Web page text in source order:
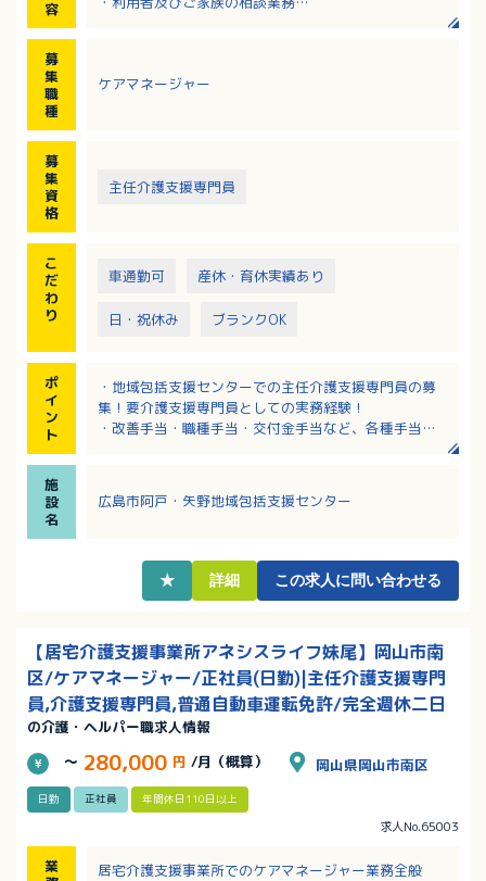
容
・地域包括支援センターにおける包括的・継続的ケア
募
集
職
種
ケアマネージャー
募
集
資
格
主任介護支援専門員
こ
だ
わ
り
車通勤可 産休・育休実績あり
日・祝休み ブランクOK
ポ
イ
ン
ト
・地域包括支援センターでの主任介護支援専門員の募
集！要介護支援専門員としての実務経験！
・改善手当・職種手当・交付金手当など、各種手当あ
ラチナ認証法人」に認定されている法人！
・離職率が低く、職員が安心して長く働き続けられる
施
設
名
広島市阿戸・矢野地域包括支援センター
★ 詳細 この求人に問い合わせる
【居宅介護支援事業所アネシスライフ妹尾】岡山市南
区/ケアマネージャー/正社員(日勤)|主任介護支援専門
員,介護支援専門員,普通自動車運転免許/完全週休二日
の介護・ヘルパー職求人情報
～ 280,000 円 /月（概算） 岡山県岡山市南区
日勤 正社員 年間休日110日以上
求人No.65003
業
居宅介護支援事業所でのケアマネージャー業務全般